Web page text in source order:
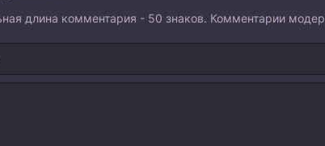
длина комментария - 50 знаков. Комментарии